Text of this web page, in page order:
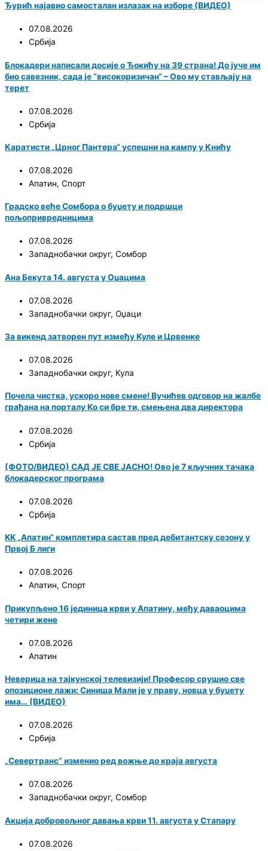
Ђурић најавио самосталан излазак на изборе (ВИДЕО)
07.08.2026
Србија
Блокадери написали досије о Ђокићу на 39 страна! До јуче им
био савезник, сада је “високоризичан“ – Ово му стављају на
терет
07.08.2026
Србија
Каратисти „Црног Пантера“ успешни на кампу у Книћу
07.08.2026
Апатин, Спорт
Градско веће Сомбора о буџету и подршци
пољопривредницима
07.08.2026
Западнобачки округ, Сомбор
Ана Бекута 14. августа у Оџацима
07.08.2026
Западнобачки округ, Оџаци
За викенд затворен пут између Куле и Црвенке
07.08.2026
Западнобачки округ, Кула
Почела чистка, ускоро нове смене! Вучићев одговор на жалбе
грађана на порталу Ко си бре ти, смењена два директора
07.08.2026
Србија
(ФОТО/ВИДЕО) САД ЈЕ СВЕ ЈАСНО! Ово је 7 кључних тачака
блокадерског програма
07.08.2026
Србија
KK „Апатин“ комплетира састав пред дебитантску сезону у
Првој Б лиги
07.08.2026
Апатин, Спорт
Прикупљено 16 јединица крви у Апатину, међу даваоцима
четири жене
07.08.2026
Апатин
Неверица на тајкунској телевизији! Професор срушио све
опозиционе лажи: Синиша Мали је у праву, новца у буџету
има… (ВИДЕО)
07.08.2026
Србија
„Севертранс“ изменио ред вожње до краја августа
07.08.2026
Западнобачки округ, Сомбор
Акција добровољног давања крви 11. августа у Стапару
07.08.2026